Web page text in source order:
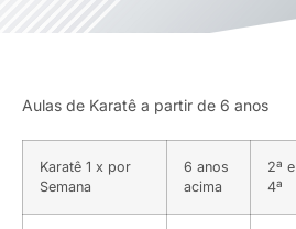
Aulas de Karatê a partir de 6 anos
Karatê 1 x por
Semana
6 anos
acima
2ª e
4ª